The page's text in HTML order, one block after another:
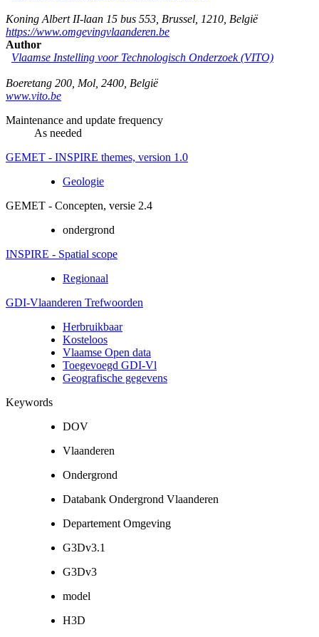
Koning Albert II-laan 15 bus 553 Brussel 1210 België
https://www.omgevingvlaanderen.be
Author
Vlaamse Instelling voor Technologisch Onderzoek (VITO)
Boeretang 200 Mol 2400 België
www.vito.be
Maintenance and update frequency
As needed
GEMET - INSPIRE themes, version 1.0
Geologie
GEMET - Concepten, versie 2.4
ondergrond
INSPIRE - Spatial scope
Regionaal
GDI-Vlaanderen Trefwoorden
Herbruikbaar
Kosteloos
Vlaamse Open data
Toegevoegd GDI-Vl
Geografische gegevens
Keywords
DOV
Vlaanderen
Ondergrond
Databank Ondergrond Vlaanderen
Departement Omgeving
G3Dv3.1
G3Dv3
model
H3D